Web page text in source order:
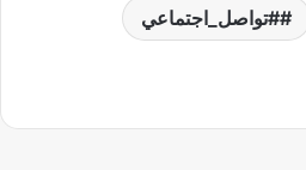
#تواصل_اجتماعي